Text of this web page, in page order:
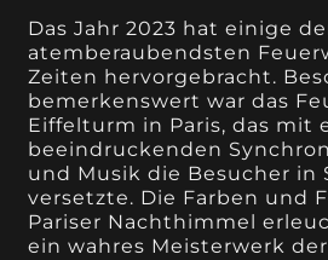
Das Jahr 2023 hat einige
atemberaubendsten
Zeiten hervorgebracht.
bemerkenswert war das
Eiffelturm in Paris, das mit
beeindruckenden
und Musik die Besucher in
versetzte. Die Farben und
Pariser Nachthimmel
ein wahres Meisterwerk